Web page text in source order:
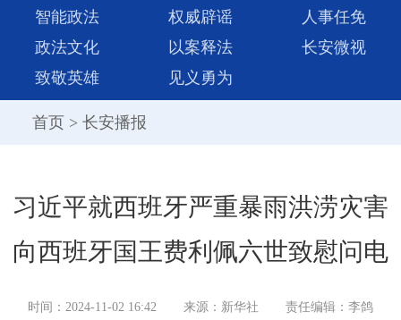
智能政法
权威辟谣
人事任免
政法文化
以案释法
长安微视
致敬英雄
见义勇为
首页 > 长安播报
习近平就西班牙严重暴雨洪涝灾害
向西班牙国王费利佩六世致慰问电
时间：2024-11-02 16:42 来源：新华社 责任编辑：李鸽